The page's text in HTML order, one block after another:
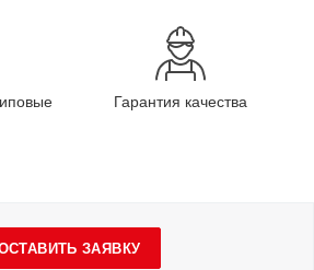
Гарантия качества
ЗАЯВКУ